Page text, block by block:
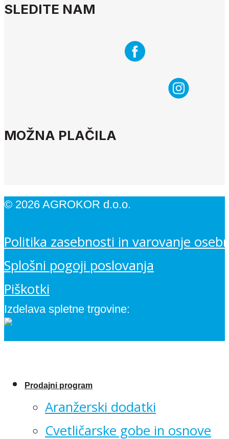
SLEDITE NAM
MOŽNA PLAČILA
© 2026 AGROKOR d.o.o.
Politika zasebnosti in varovanje
Splošni pogoji poslovanja
Piškotki
Izdelava spletne trgovine:
Prodajni program
Aranžerski dodatki
Cvetličarske gobe in osnove